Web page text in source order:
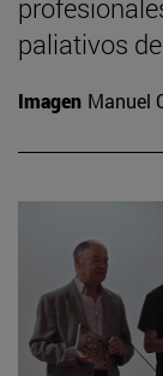
paliativos
Imagen Manuel